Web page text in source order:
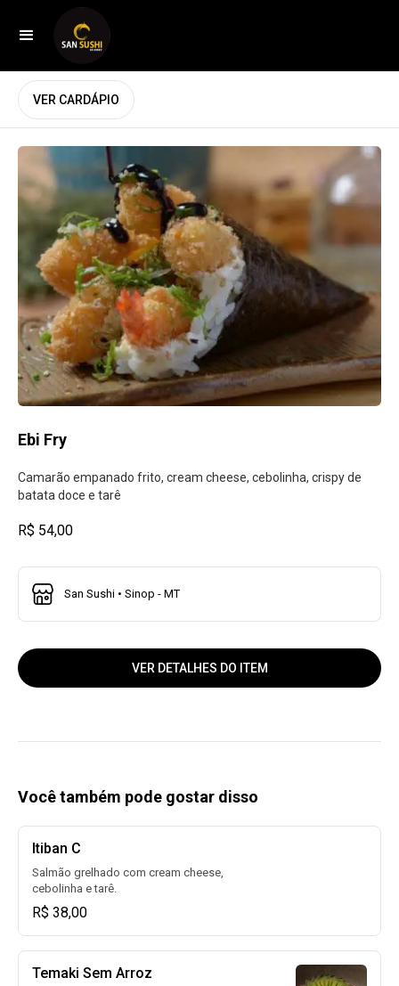
VER CARDÁPIO
Ebi Fry
Camarão empanado frito, cream cheese, cebolinha, crispy de
batata doce e tarê
R$ 54,00
San Sushi • Sinop - MT
VER DETALHES DO ITEM
Você também pode gostar disso
Itiban C
Salmão grelhado com cream cheese,
cebolinha e tarê.
R$ 38,00
Temaki Sem Arroz